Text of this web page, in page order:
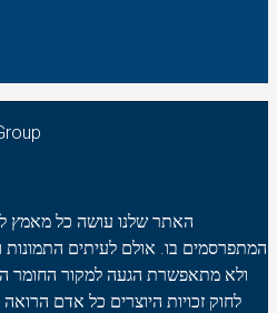
האתר שלנו עושה כל מאמץ
המתפרסמים בו. אולם לעיתים
לחוק זכויות היוצרים כל אדם